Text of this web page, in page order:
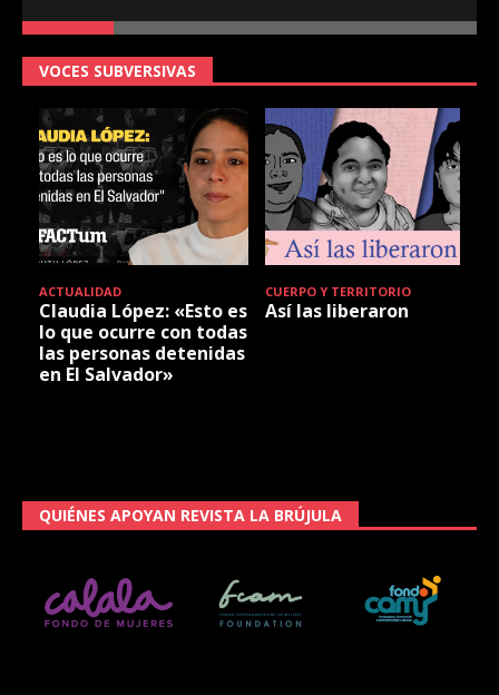
VOCES SUBVERSIVAS
ACTUALIDAD
Claudia López: «Esto es
lo que ocurre con todas
las personas detenidas
en El Salvador»
CUERPO Y TERRITORIO
Así las liberaron
QUIÉNES APOYAN REVISTA LA BRÚJULA